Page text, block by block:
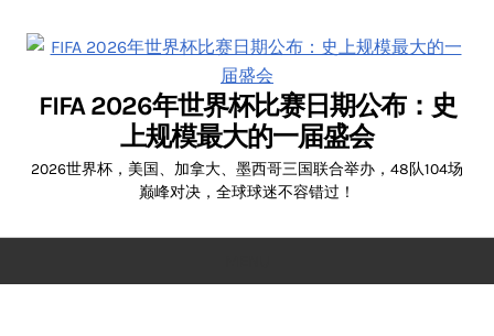
FIFA 2026年世界杯比赛日期公布：史
上规模最大的一届盛会
2026世界杯，美国、加拿大、墨西哥三国联合举办，48队104场
巅峰对决，全球球迷不容错过！